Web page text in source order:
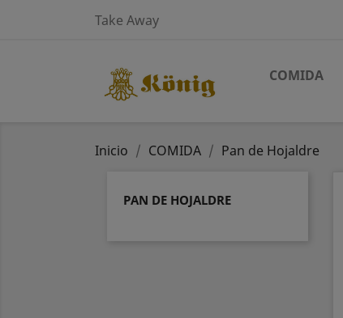
Take Away
COMIDA
Inicio COMIDA Pan de Hojaldre
PAN DE HOJALDRE